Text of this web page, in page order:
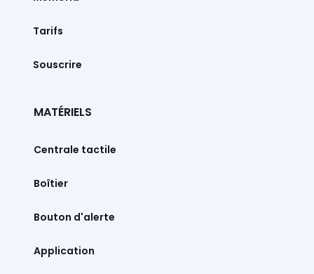
Tarifs
Souscrire
MATÉRIELS
Centrale tactile
Boîtier
Bouton d'alerte